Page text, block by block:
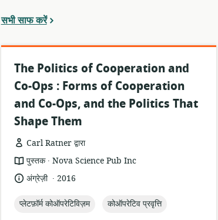
सभी साफ करें
The Politics of Cooperation and
Co-Ops : Forms of Cooperation
and Co-Ops, and the Politics That
Shape Them
Carl Ratner द्वारा
संसाधन
प्रारूप:
पुस्तक .
प्रकाशक:
Nova Science Pub Inc
भाषा:अंग्रेज़ी .
प्रकाशन
2016
topic:
प्लेटफ़ॉर्म कोऑपरेटिविज़म topic:
कोऑपरेटिव प्रवृत्ति